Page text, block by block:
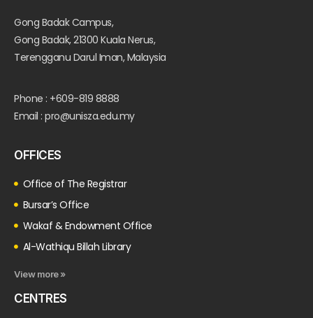
Gong Badak Campus,
Gong Badak, 21300 Kuala Nerus,
Terengganu Darul Iman, Malaysia
Phone : +609-819 8888
Email : pro@unisza.edu.my
OFFICES
Office of The Registrar
Bursar’s Office
Wakaf & Endowment Office
Al-Wathiqu Billah Library
View more »
CENTRES